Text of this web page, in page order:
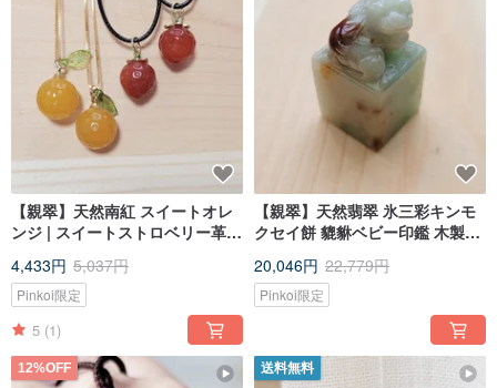
【親翠】天然南紅 スイートオレ
ンジ | スイートストロベリー革紐
4,433円 5,037円
Pinkoi限定
5 (1)
【親翠】天然翡翠 氷三彩キンモ
クセイ餅 貔貅ベビー印鑑 木製ミ
20,046円 22,779円
Pinkoi限定
12%OFF 送料無料